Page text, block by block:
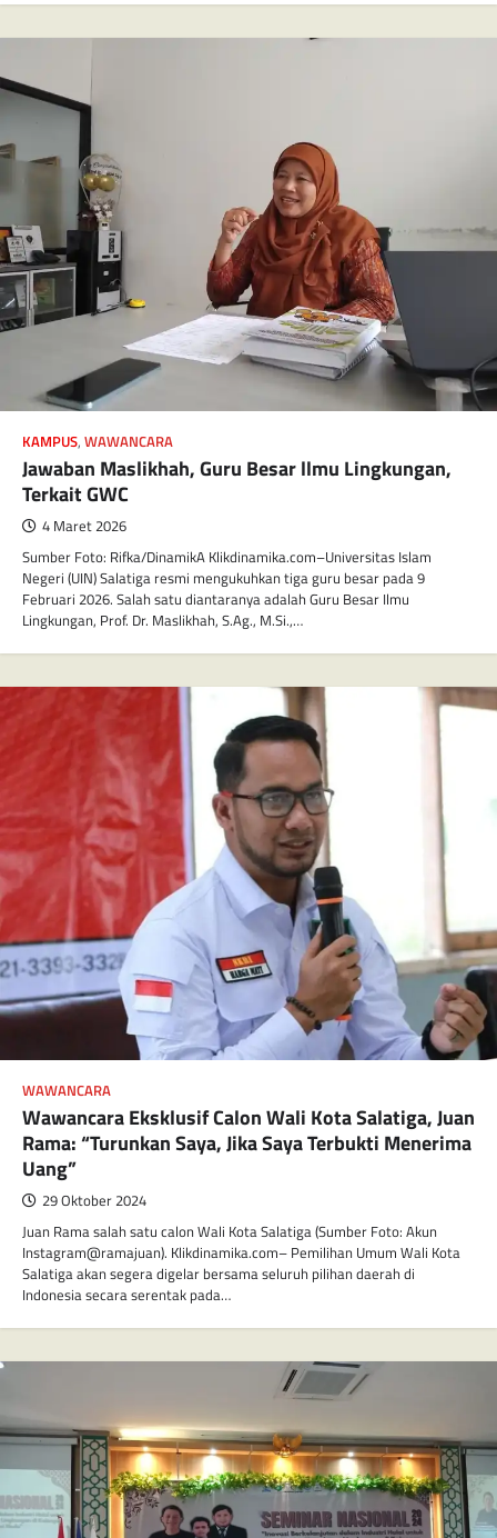
KAMPUS, WAWANCARA
Jawaban Maslikhah, Guru Besar llmu Lingkungan,
Terkait GWC
4 Maret 2026
Sumber Foto: Rifka/DinamikA Klikdinamika.com–Universitas Islam
Negeri (UIN) Salatiga resmi mengukuhkan tiga guru besar pada 9
Februari 2026. Salah satu diantaranya adalah Guru Besar Ilmu
Lingkungan, Prof. Dr. Maslikhah, S.Ag., M.Si.,…
WAWANCARA
Wawancara Eksklusif Calon Wali Kota Salatiga, Juan
Rama: “Turunkan Saya, Jika Saya Terbukti Menerima
Uang”
29 Oktober 2024
Juan Rama salah satu calon Wali Kota Salatiga (Sumber Foto: Akun
Instagram@ramajuan). Klikdinamika.com– Pemilihan Umum Wali Kota
Salatiga akan segera digelar bersama seluruh pilihan daerah di
Indonesia secara serentak pada…